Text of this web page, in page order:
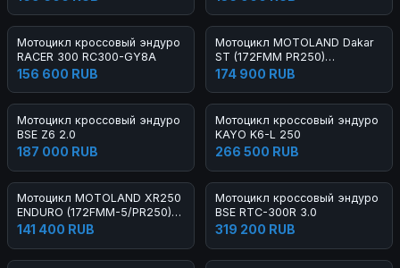
Мотоцикл кроссовый эндуро
RACER 300 RC300-GY8A
156 600 RUB
Мотоцикл MOTOLAND Dakar
ST (172FMM PR250)
ТУРЭНДУРО
174 900 RUB
Мотоцикл кроссовый эндуро
BSE Z6 2.0
187 000 RUB
Мотоцикл кроссовый эндуро
KAYO K6-L 250
266 500 RUB
Мотоцикл MOTOLAND XR250
ENDURO (172FMM-5/PR250)
(2021 Г.)
141 400 RUB
Мотоцикл кроссовый эндуро
BSE RTC-300R 3.0
319 200 RUB